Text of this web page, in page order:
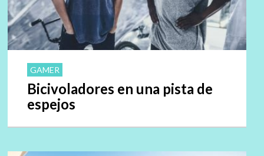
GAMER
Bicivoladores en una pista de
espejos